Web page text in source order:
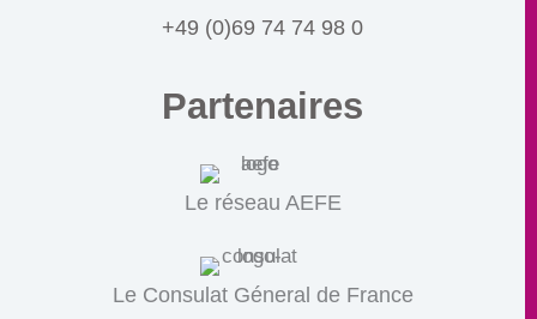
+49 (0)69 74 74 98 0
Partenaires
Le réseau AEFE
Le Consulat Géneral de France